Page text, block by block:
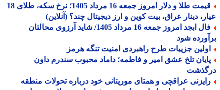
قیمت طلا و دلار امروز جمعه 16 مرداد 1405؛ نرخ سکه، طلای 18
دینار عراق، بیت کوین و ارز دیجیتال چند؟ (آنلاین)
فال ابجد امروز جمعه 16 مرداد 1405/ شاید آرزوی محالتان
شود
جزییات طرح راهبردی امنیت تنگه هرمز
تلخ عشق امیر و فاطمه؛ داماد محبوب سندرم داون
عراقچی و همتای موریتانی خود درباره تحولات منطقه